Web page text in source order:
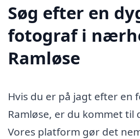
Søg efter en
fotograf i
Ramløse
Hvis du er på jagt efter en
Ramløse, er du kommet til
Vores platform gør det